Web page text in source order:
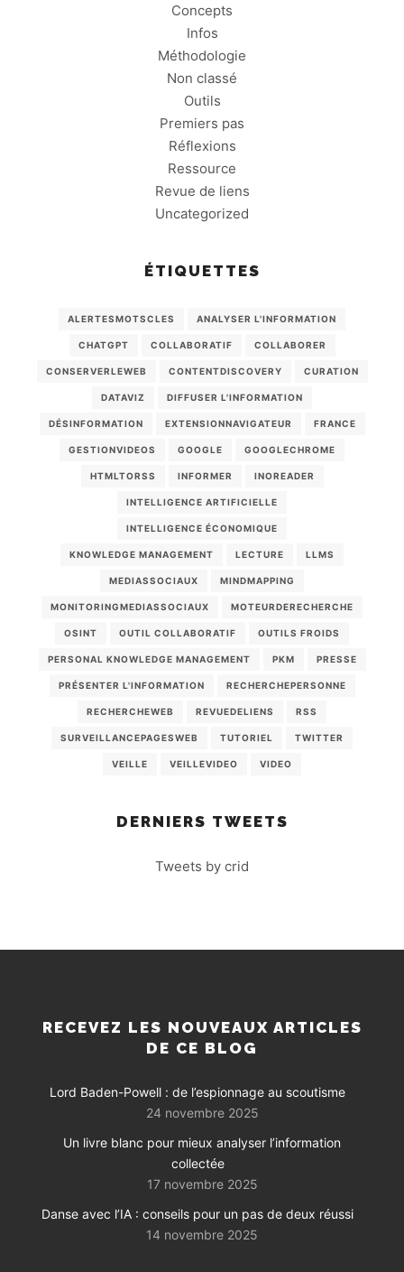
Concepts
Infos
Méthodologie
Non classé
Outils
Premiers pas
Réflexions
Ressource
Revue de liens
Uncategorized
ÉTIQUETTES
ALERTESMOTSCLES ANALYSER L'INFORMATION
CHATGPT COLLABORATIF COLLABORER
CONSERVERLEWEB CONTENTDISCOVERY CURATION
DATAVIZ DIFFUSER L'INFORMATION
DÉSINFORMATION EXTENSIONNAVIGATEUR FRANCE
GESTIONVIDEOS GOOGLE GOOGLECHROME
HTMLTORSS INFORMER INOREADER
INTELLIGENCE ARTIFICIELLE
INTELLIGENCE ÉCONOMIQUE
KNOWLEDGE MANAGEMENT LECTURE LLMS
MEDIASSOCIAUX MINDMAPPING
MONITORINGMEDIASSOCIAUX MOTEURDERECHERCHE
OSINT OUTIL COLLABORATIF OUTILS FROIDS
PERSONAL KNOWLEDGE MANAGEMENT PKM PRESSE
PRÉSENTER L'INFORMATION RECHERCHEPERSONNE
RECHERCHEWEB REVUEDELIENS RSS
SURVEILLANCEPAGESWEB TUTORIEL TWITTER
VEILLE VEILLEVIDEO VIDEO
DERNIERS TWEETS
Tweets by crid
RECEVEZ LES NOUVEAUX ARTICLES
DE CE BLOG
Lord Baden-Powell : de l’espionnage au scoutisme
24 novembre 2025
Un livre blanc pour mieux analyser l’information
collectée
17 novembre 2025
Danse avec l’IA : conseils pour un pas de deux réussi
14 novembre 2025